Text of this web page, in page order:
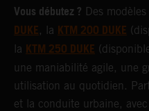
Vous débutez ? Des
DUKE, la KTM 200 DUKE
la KTM 250 DUKE
une maniabilité agile, une
utilisation au quotidien.
et la conduite urbaine,